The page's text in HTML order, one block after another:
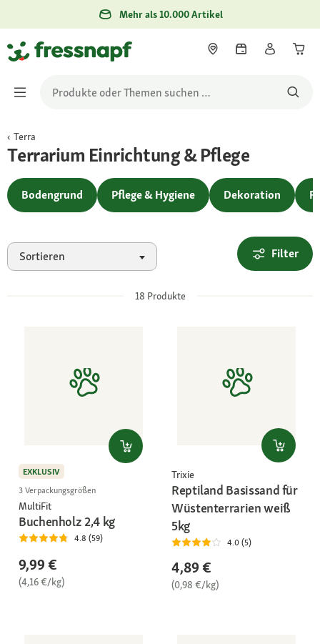
Mehr als 10.000 Artikel
Terra
Terrarium Einrichtung & Pflege
Bodengrund Pflege & Hygiene Dekoration
Sortieren Filter
18 Produkte
EXKLUSIV
3 Verpackungsgrößen
MultiFit
Buchenholz 2,4 kg
4.8 (59)
9,99 €
(4,16 €/kg)
Trixie
Reptiland Basissand für
Wüstenterrarien weiß
5kg
4.0 (5)
4,89 €
(0,98 €/kg)